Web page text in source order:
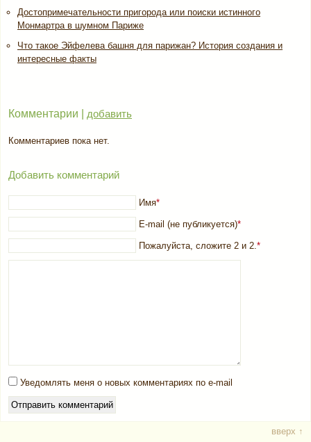
Достопримечательности пригорода или поиски истинного
Монмартра в шумном Париже
Что такое Эйфелева башня для парижан? История создания и
интересные факты
Комментарии | добавить
Комментариев пока нет.
Добавить комментарий
Имя*
E-mail (не публикуется)*
Пожалуйста, сложите 2 и 2.*
Уведомлять меня о новых комментариях по e-mail
вверх ↑